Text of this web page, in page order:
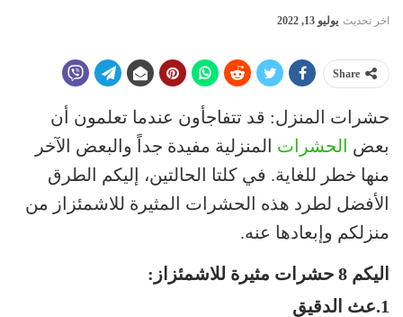
اخر تحديث يوليو 13, 2022
Share
حشرات المنزل: قد تتفاجأون عندما تعلمون أن
بعض الحشرات المنزلية مفيدة جداً والبعض الآخر
منها خطر للغاية. في كلتا الحالتين، إليكم الطرق
الأفضل لطرد هذه الحشرات المثيرة للاشمئزاز من
منزلكم وإبعادها عنه.
اليكم 8 حشرات مثيرة للاشمئزاز:
1.عث الدقيق